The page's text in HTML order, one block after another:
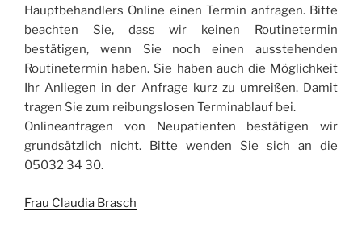
Hauptbehandlers Online einen Termin anfragen. Bitte
beachten Sie, dass wir keinen Routinetermin
bestätigen, wenn Sie noch einen ausstehenden
Routinetermin haben. Sie haben auch die Möglichkeit
Ihr Anliegen in der Anfrage kurz zu umreißen. Damit
tragen Sie zum reibungslosen Terminablauf bei.
Onlineanfragen von Neupatienten bestätigen wir
grundsätzlich nicht. Bitte wenden Sie sich an die
05032 34 30.
Frau Claudia Brasch